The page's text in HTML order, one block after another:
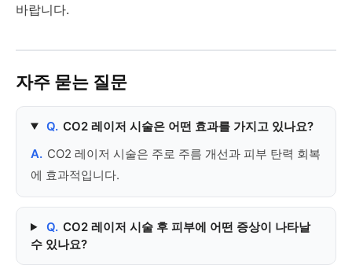
바랍니다.
자주 묻는 질문
Q. CO2 레이저 시술은 어떤 효과를 가지고 있나요?
A. CO2 레이저 시술은 주로 주름 개선과 피부 탄력 회복
에 효과적입니다.
Q. CO2 레이저 시술 후 피부에 어떤 증상이 나타날
수 있나요?